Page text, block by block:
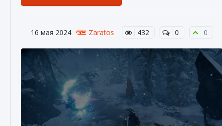
16 мая 2024 Zaratos 432 0 0